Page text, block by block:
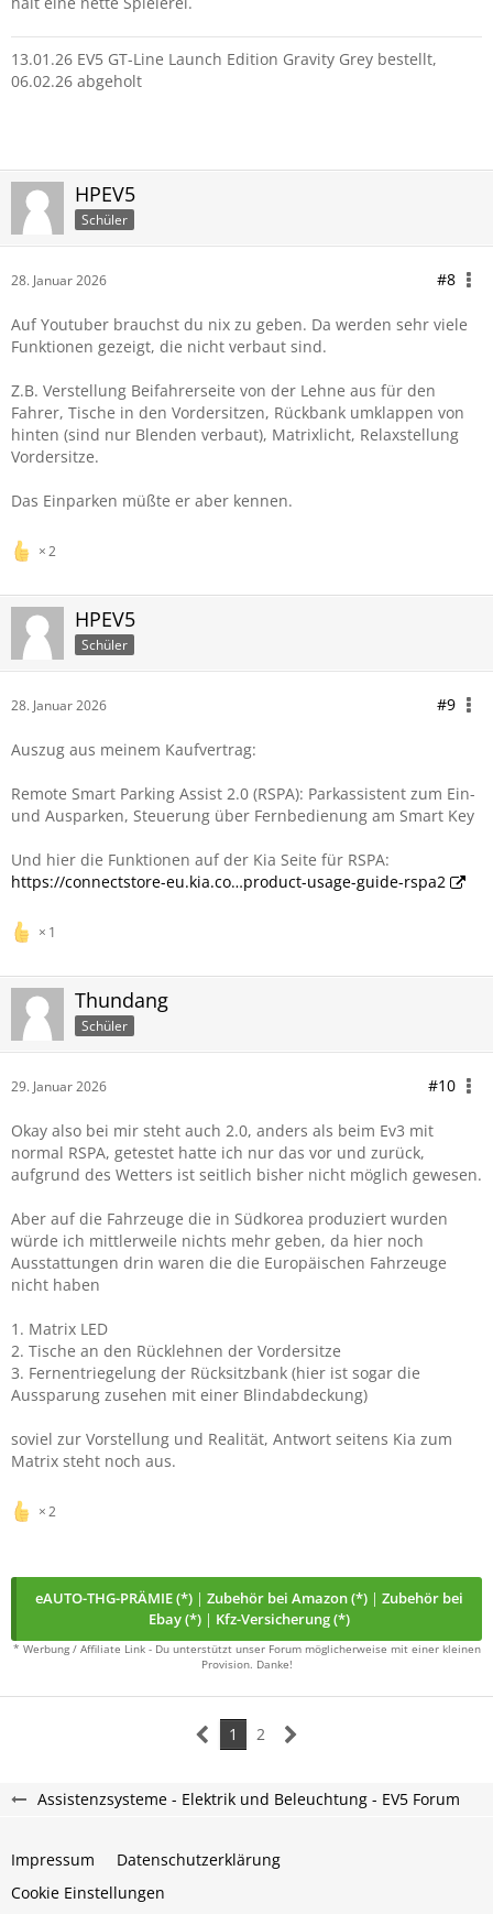
13.01.26 EV5 GT-Line Launch Edition Gravity Grey bestellt,
06.02.26 abgeholt
HPEV5
Schüler
28. Januar 2026 #8
Auf Youtuber brauchst du nix zu geben. Da werden sehr viele
Funktionen gezeigt, die nicht verbaut sind.
Z.B. Verstellung Beifahrerseite von der Lehne aus für den
Fahrer, Tische in den Vordersitzen, Rückbank umklappen von
hinten (sind nur Blenden verbaut), Matrixlicht, Relaxstellung
Vordersitze.
Das Einparken müßte er aber kennen.
2
HPEV5
Schüler
28. Januar 2026 #9
Auszug aus meinem Kaufvertrag:
Remote Smart Parking Assist 2.0 (RSPA): Parkassistent zum Ein-
und Ausparken, Steuerung über Fernbedienung am Smart Key
Und hier die Funktionen auf der Kia Seite für RSPA:
https://connectstore-eu.kia.co…product-usage-guide-rspa2
1
Thundang
Schüler
29. Januar 2026 #10
Okay also bei mir steht auch 2.0, anders als beim Ev3 mit
normal RSPA, getestet hatte ich nur das vor und zurück,
aufgrund des Wetters ist seitlich bisher nicht möglich gewesen.
Aber auf die Fahrzeuge die in Südkorea produziert wurden
würde ich mittlerweile nichts mehr geben, da hier noch
Ausstattungen drin waren die die Europäischen Fahrzeuge
nicht haben
1. Matrix LED
2. Tische an den Rücklehnen der Vordersitze
3. Fernentriegelung der Rücksitzbank (hier ist sogar die
Aussparung zusehen mit einer Blindabdeckung)
soviel zur Vorstellung und Realität, Antwort seitens Kia zum
Matrix steht noch aus.
2
eAUTO-THG-PRÄMIE (*) | Zubehör bei Amazon (*) | Zubehör bei
Ebay (*) | Kfz-Versicherung (*)
* Werbung / Affiliate Link - Du unterstützt unser Forum möglicherweise mit einer kleinen
Provision. Danke!
1 2
Assistenzsysteme - Elektrik und Beleuchtung - EV5 Forum
Impressum
Datenschutzerklärung
Cookie Einstellungen